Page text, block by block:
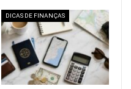
DICAS DE FINANÇAS